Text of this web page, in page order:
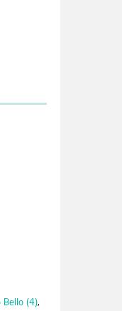
Bello (4),